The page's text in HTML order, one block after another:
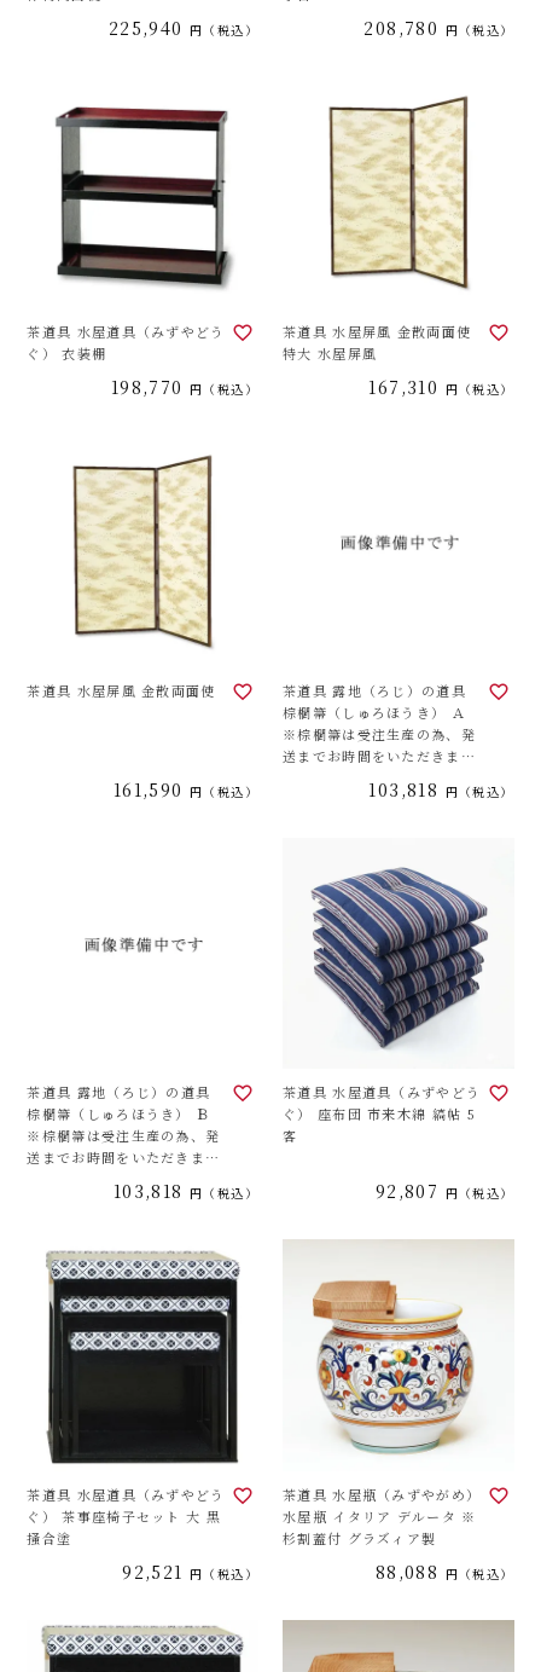
225,940 税込 208,780 税込
茶道具 水屋道具（みずやどう
ぐ） 衣装棚
198,770 税込
茶道具 水屋屏風 金散両面使
特大 水屋屏風
167,310 税込
茶道具 水屋屏風 金散両面使
161,590 税込
茶道具 露地（ろじ）の道具
棕櫚箒（しゅろほうき） Ａ
※棕櫚箒は受注生産の為、発
送までお時間をいただきま
103,818 税込
茶道具 露地（ろじ）の道具
棕櫚箒（しゅろほうき） Ｂ
※棕櫚箒は受注生産の為、発
送までお時間をいただきま
103,818 税込
茶道具 水屋道具（みずやどう
ぐ） 座布団 市来木綿 縞帖 5
客
92,807 税込
茶道具 水屋道具（みずやどう
ぐ） 茶事座椅子セット 大 黒
掻合塗
92,521 税込
茶道具 水屋瓶（みずやがめ）
水屋瓶 イタリア デルータ ※
杉割蓋付 グラズィア製
88,088 税込